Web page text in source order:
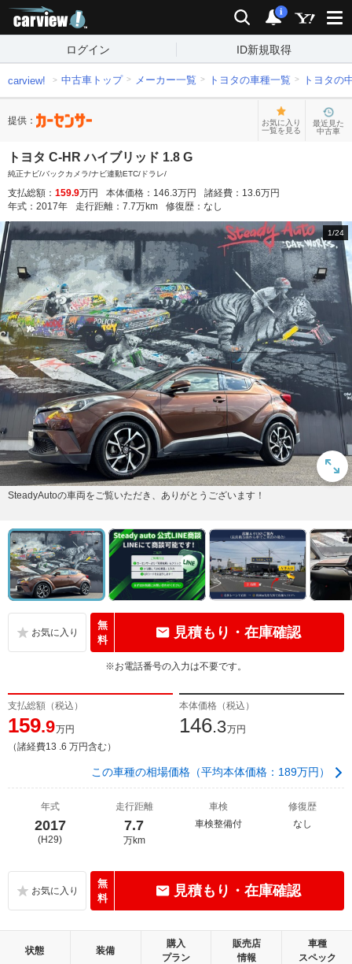
検索 通知
i
ログイン ID新規取得
carview! 中古車トップ メーカー一覧 トヨタの車種一覧 トヨタの
提供：
お気に入り
一覧を見る
最近見た
中古車
トヨタ C-HR ハイブリッド 1.8 G
純正ナビ/バックカメラ/ナビ連動ETC/ドラレ/
支払総額： 159.9万円 本体価格： 146.3万円 諸経費： 13.6万円
年式： 2017年 走行距離： 7.7万km 修復歴： なし
1/24
SteadyAutoの車両をご覧いただき、ありがとうございます！
無
料
見積もり・在庫確認
※お電話番号の入力は不要です。
支払総額（税込）
159.9万円
（諸経費13 .6 万円含む）
本体価格（税込）
146.3万円
この車種の相場価格（平均本体価格：189万円）
年式
2017
(H29)
走行距離
7.7
万km
車検
車検整備付
修復歴
なし
無
料
見積もり・在庫確認
状態 装備
購入
プラン
販売店
情報
車種
スペック